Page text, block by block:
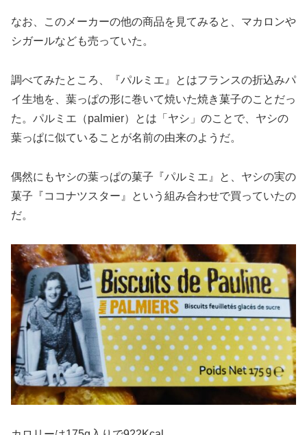
なお、このメーカーの他の商品を見てみると、マカロンや
シガールなども売っていた。
調べてみたところ、『パルミエ』とはフランスの折込みパ
イ生地を、葉っぱの形に巻いて焼いた焼き菓子のことだっ
た。パルミエ（palmier）とは「ヤシ」のことで、ヤシの
葉っぱに似ていることが名前の由来のようだ。
偶然にもヤシの葉っぱの菓子『パルミエ』と、ヤシの実の
菓子『ココナツスター』という組み合わせで買っていたの
だ。